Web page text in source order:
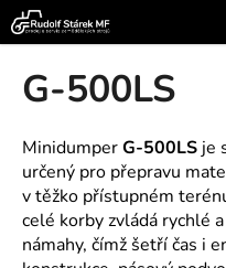
Přejít
na
obsah
G-500LS
MinidumperG-500LS je
určený pro přepravu
v těžko přístupném
celé korby zvládá rychlé
námahy, čímž šetří čas i
K
o
o
p
o
t